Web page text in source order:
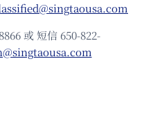
或 短信 650-822-